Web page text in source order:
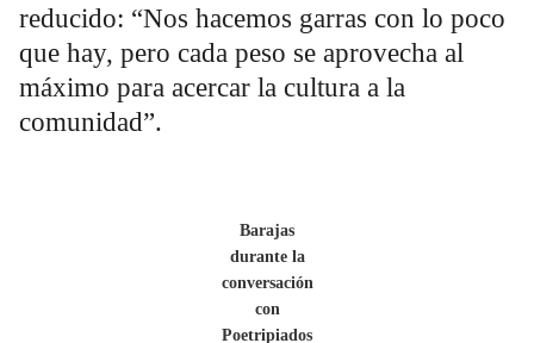
reducido: “Nos hacemos garras con lo poco
que hay, pero cada peso se aprovecha al
máximo para acercar la cultura a la
comunidad”.
Barajas
durante la
conversación
con
Poetripiados